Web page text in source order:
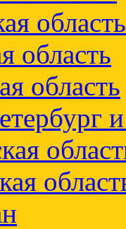
область
область
область